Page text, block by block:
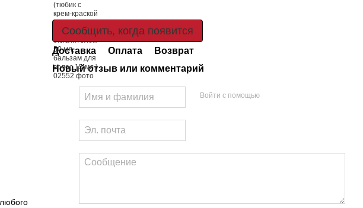
Сообщить, когда появится
Доставка Оплата
Возврат
Новый отзыв или комментарий
Войти с помощью